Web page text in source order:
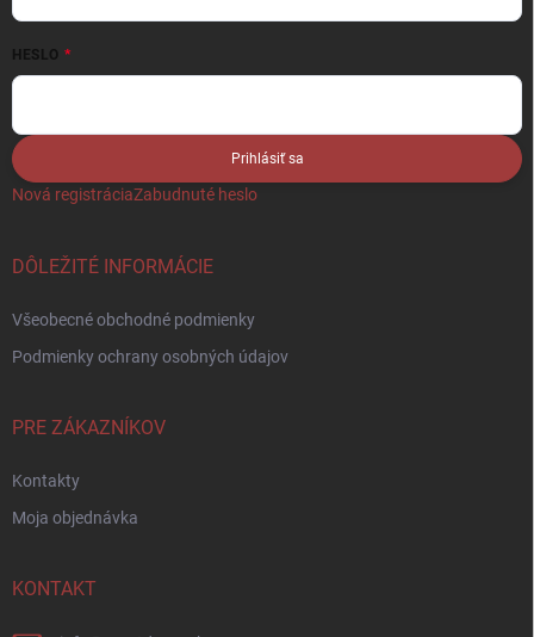
HESLO
Prihlásiť sa
Nová registráciaZabudnuté heslo
DÔLEŽITÉ INFORMÁCIE
Všeobecné obchodné podmienky
Podmienky ochrany osobných údajov
PRE ZÁKAZNÍKOV
Kontakty
Moja objednávka
KONTAKT